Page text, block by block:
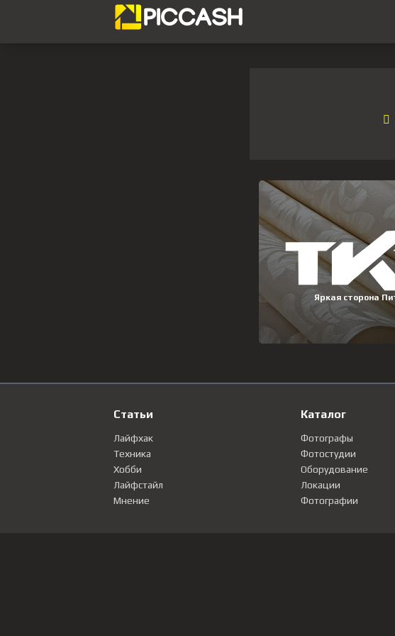
Статьи
Лайфхак
Техника
Хобби
Лайфстайл
Мнение
Каталог
Фотографы
Фотостудии
Оборудование
Локации
Фотографии